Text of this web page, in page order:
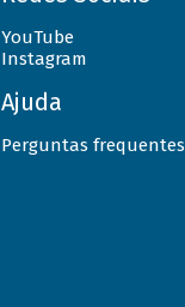
YouTube
Instagram
Ajuda
Perguntas frequentes